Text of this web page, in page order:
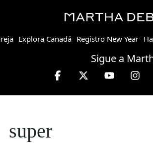
Explora Canadá Registro New Year
Sigue a
lunes a viernes de 10 a 13 hrs.
super